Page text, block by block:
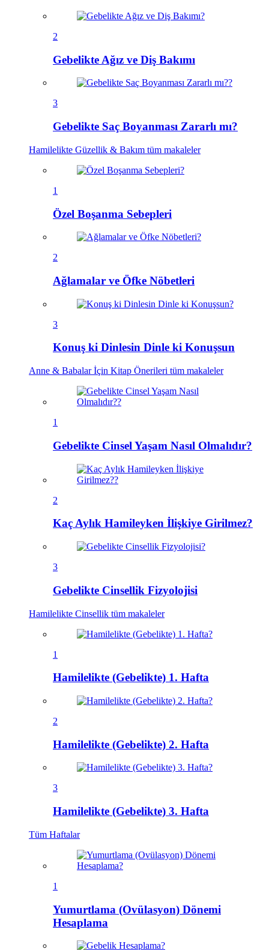
2
Gebelikte Ağız ve Diş Bakımı
3
Gebelikte Saç Boyanması Zararlı mı?
Hamilelikte Güzellik & Bakım tüm makaleler
1
Özel Boşanma Sebepleri
2
Ağlamalar ve Öfke Nöbetleri
3
Konuş ki Dinlesin Dinle ki Konuşsun
Anne & Babalar İçin Kitap Önerileri tüm makaleler
1
Gebelikte Cinsel Yaşam Nasıl Olmalıdır?
2
Kaç Aylık Hamileyken İlişkiye Girilmez?
3
Gebelikte Cinsellik Fizyolojisi
Hamilelikte Cinsellik tüm makaleler
1
Hamilelikte (Gebelikte) 1. Hafta
2
Hamilelikte (Gebelikte) 2. Hafta
3
Hamilelikte (Gebelikte) 3. Hafta
Tüm Haftalar
1
Yumurtlama (Ovülasyon) Dönemi
Hesaplama